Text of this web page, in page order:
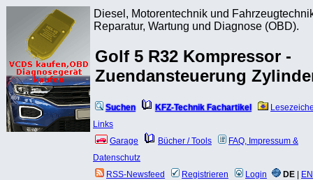
Diesel, Motorentechnik und
Reparatur, Wartung und Diagnose (OBD).
Golf 5 R32 Kompressor -
Zuendansteuerung
Suchen KFZ-Technik Fachartikel
Links
Garage
Bücher / Tools
FAQ, Impressum &
Datenschutz
RSS-Newsfeed
Registrieren Login DE EN